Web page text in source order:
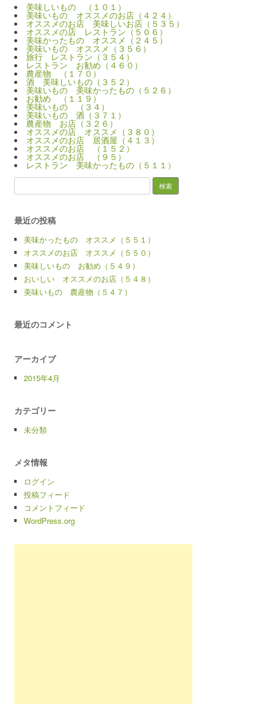
美味しいもの （１０１）
美味いもの オススメのお店（４２４）
オススメのお店 美味しいお店（５３５）
オススメの店 レストラン（５０６）
美味かったもの オススメ（２４５）
美味いもの オススメ（３５６）
旅行 レストラン（３５４）
レストラン お勧め（４６０）
農産物 （１７０）
酒 美味しいもの（３５２）
美味いもの 美味かったもの（５２６）
お勧め （１１９）
美味いもの （３４）
美味いもの 酒（３７１）
農産物 お店（３２６）
オススメの店 オススメ（３８０）
オススメのお店 居酒屋（４１３）
オススメのお店 （１５２）
オススメのお店 （９５）
レストラン 美味かったもの（５１１）
索:
最近の投稿
美味かったもの オススメ（５５１）
オススメのお店 オススメ（５５０）
美味しいもの お勧め（５４９）
おいしい オススメのお店（５４８）
美味いもの 農産物（５４７）
最近のコメント
アーカイブ
2015年4月
カテゴリー
未分類
メタ情報
ログイン
投稿フィード
コメントフィード
WordPress.org